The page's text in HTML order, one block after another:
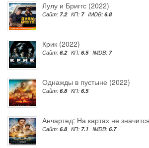
Лулу и Бриггс (2022)
Сайт: 7.2 КП: 7 IMDB: 6.8
Крик (2022)
Сайт: 6.2 КП: 6.5 IMDB: 7
Однажды в пустыне (2022)
Сайт: 6.8 КП: 6.5
Анчартед: На картах не
Сайт: 6.8 КП: 7.1 IMDB: 6.7